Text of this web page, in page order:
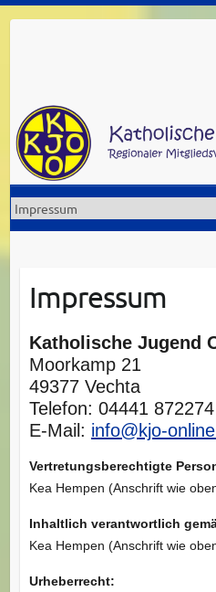
Impressum
Katholische Jugend
Moorkamp 21
49377 Vechta
Telefon: 04441 872274
E-Mail: info@kjo-
Vertretungsberechtigte
Kea Hempen (Anschrift wie
Inhaltlich verantwortlich
Kea Hempen (Anschrift wie
Urheberrecht: